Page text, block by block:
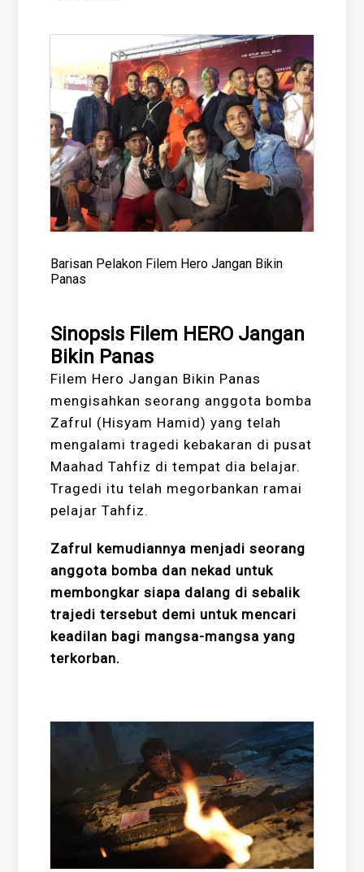
Barisan Pelakon Filem Hero Jangan Bikin
Panas
Sinopsis Filem HERO Jangan
Bikin Panas
Filem Hero Jangan Bikin Panas
mengisahkan seorang anggota bomba
Zafrul (Hisyam Hamid) yang telah
mengalami tragedi kebakaran di pusat
Maahad Tahfiz di tempat dia belajar.
Tragedi itu telah megorbankan ramai
pelajar Tahfiz.
Zafrul kemudiannya menjadi seorang
anggota bomba dan nekad untuk
membongkar siapa dalang di sebalik
trajedi tersebut demi untuk mencari
keadilan bagi mangsa-mangsa yang
terkorban.